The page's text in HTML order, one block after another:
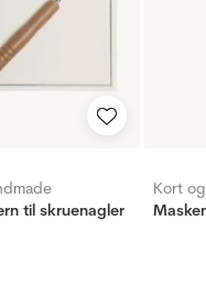
til skruenagler
Kort